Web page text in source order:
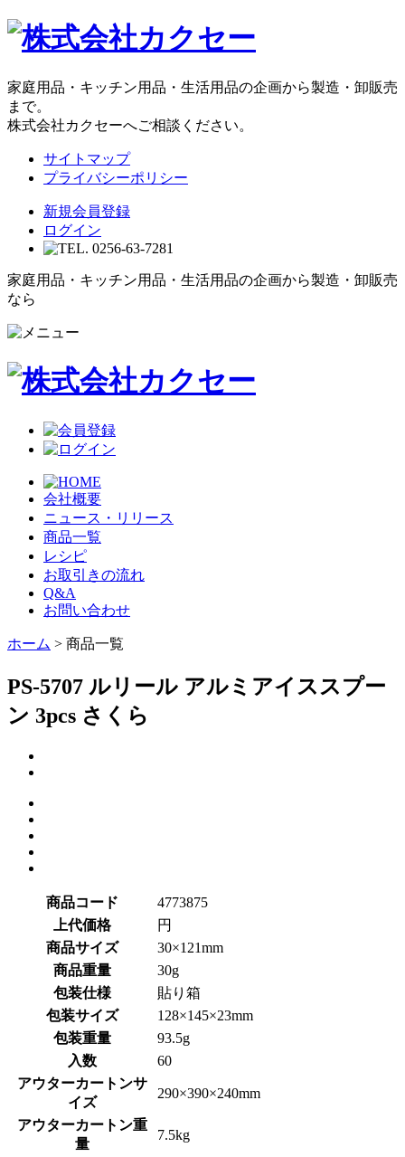
家庭用品・キッチン用品・生活用品の企画から製造・卸販売
まで。
株式会社カクセーへご相談ください。
サイトマップ
プライバシーポリシー
新規会員登録
ログイン
家庭用品・キッチン用品・生活用品の企画から製造・卸販売
なら
会社概要
ニュース・リリース
商品一覧
レシピ
お取引きの流れ
Q&A
お問い合わせ
ホーム > 商品一覧
PS-5707 ルリール アルミアイススプー
ン 3pcs さくら
商品コード
4773875
上代価格
円
商品サイズ
30×121mm
商品重量
30g
包装仕様
貼り箱
包装サイズ
128×145×23mm
包装重量
93.5g
入数
60
アウターカートンサ
イズ
290×390×240mm
アウターカートン重
量
7.5kg